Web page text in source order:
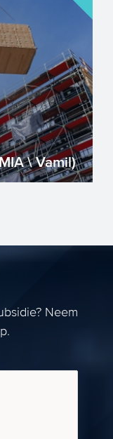
\ Vamil)
Neem